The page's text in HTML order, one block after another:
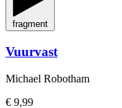
fragment
Vuurvast
Michael Robotham
€ 9,99